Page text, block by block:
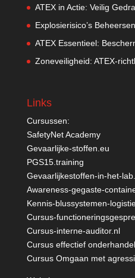
ATEX in Actie: Veilig
Explosierisico’s
ATEX Essentieel:
Zoneveiligheid: ATEX-
Links
Cursussen:
SafetyNet Academy
Gevaarlijke-stoffen.eu
PGS15.training
Gevaarlijkestoffen-in-het-
Awareness-gegaste-
Kennis-blussystemen-
Cursus-
Cursus-interne-auditor.nl
Cursus effectief
Cursus Omgaan met